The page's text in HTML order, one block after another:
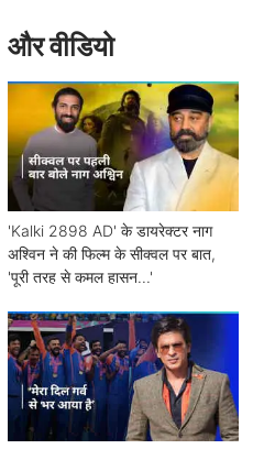
और वीडियो
'Kalki 2898 AD' के डायरेक्टर नाग
अश्विन ने की फिल्म के सीक्वल पर बात,
'पूरी तरह से कमल हासन...'